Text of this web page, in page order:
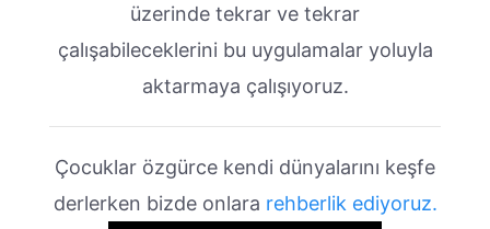
üzerinde tekrar ve tekrar
çalışabileceklerini bu uygulamalar yoluyla
aktarmaya çalışıyoruz.
Çocuklar özgürce kendi dünyalarını keşfe
derlerken bizde onlara rehberlik ediyoruz.